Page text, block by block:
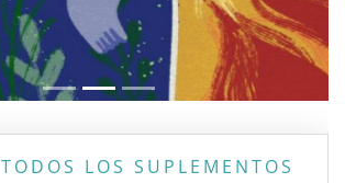
TODOS LOS SUPLEMENTOS